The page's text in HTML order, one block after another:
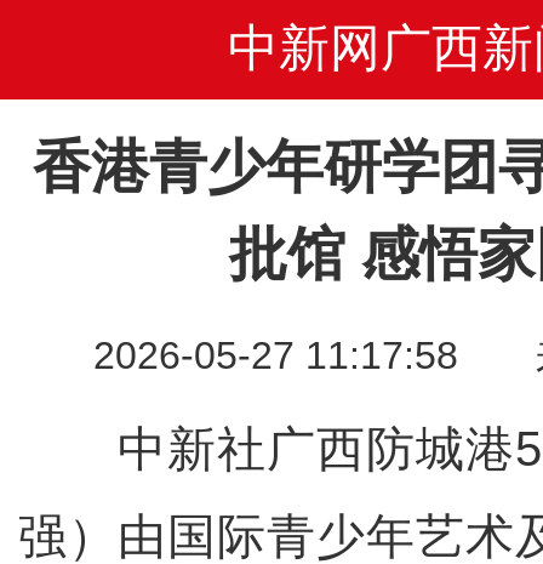
中新网广西新
香港青少年研学团
批馆 感悟
2026-05-27 11:17:58
中新社广西防城港5
强）由国际青少年艺术